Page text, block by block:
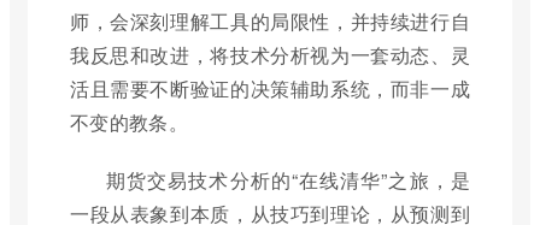
师，会深刻理解工具的局限性，并持续进行自
我反思和改进，将技术分析视为一套动态、灵
活且需要不断验证的决策辅助系统，而非一成
不变的教条。
期货交易技术分析的“在线清华”之旅，是
一段从表象到本质，从技巧到理论，从预测到